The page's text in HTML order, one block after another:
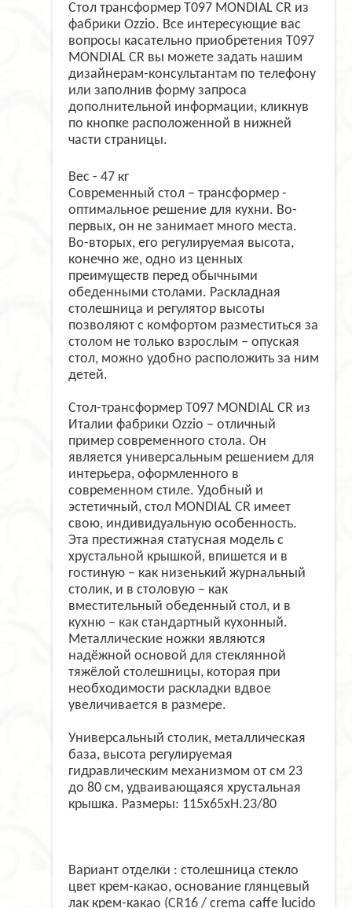
Стол трансформер T097 MONDIAL CR из
фабрики Ozzio. Все интересующие вас
вопросы касательно приобретения T097
MONDIAL CR вы можете задать нашим
дизайнерам-консультантам по телефону
или заполнив форму запроса
дополнительной информации, кликнув
по кнопке расположенной в нижней
части страницы.
Вес - 47 кг
Современный стол – трансформер -
оптимальное решение для кухни. Во-
первых, он не занимает много места.
Во-вторых, его регулируемая высота,
конечно же, одно из ценных
преимуществ перед обычными
обеденными столами. Раскладная
столешница и регулятор высоты
позволяют с комфортом разместиться за
столом не только взрослым – опуская
стол, можно удобно расположить за ним
детей.
Стол-трансформер T097 MONDIAL CR из
Италии фабрики Ozzio – отличный
пример современного стола. Он
является универсальным решением для
интерьера, оформленного в
современном стиле. Удобный и
эстетичный, стол MONDIAL CR имеет
свою, индивидуальную особенность.
Эта престижная статусная модель с
хрустальной крышкой, впишется и в
гостиную – как низенький журнальный
столик, и в столовую – как
вместительный обеденный стол, и в
кухню – как стандартный кухонный.
Металлические ножки являются
надёжной основой для стеклянной
тяжёлой столешницы, которая при
необходимости раскладки вдвое
увеличивается в размере.
Универсальный столик, металлическая
база, высота регулируемая
гидравлическим механизмом от см 23
до 80 см, удваивающаяся хрустальная
крышка. Размеры: 115x65xH.23/80
Вариант отделки : столешница стекло
цвет крем-какао, основание глянцевый
лак крем-какао (CR16 / crema caffe lucido